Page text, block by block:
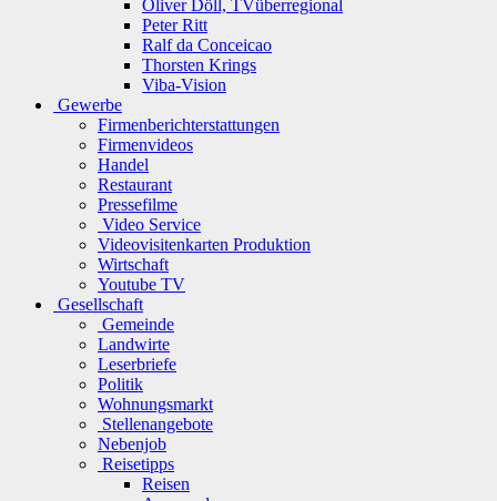
Oliver Döll, TVüberregional
Peter Ritt
Ralf da Conceicao
Thorsten Krings
Viba-Vision
Gewerbe
Firmenberichterstattungen
Firmenvideos
Handel
Restaurant
Pressefilme
Video Service
Videovisitenkarten Produktion
Wirtschaft
Youtube TV
Gesellschaft
Gemeinde
Landwirte
Leserbriefe
Politik
Wohnungsmarkt
Stellenangebote
Nebenjob
Reisetipps
Reisen